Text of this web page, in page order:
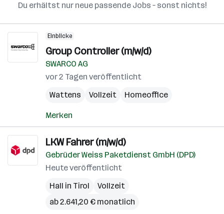
Du erhältst nur neue passende Jobs – sonst nichts!
Einblicke
Group Controller (m/w/d)
SWARCO AG
vor 2 Tagen veröffentlicht
Wattens
Vollzeit Homeoffice
Merken
LKW Fahrer (m/w/d)
Gebrüder Weiss Paketdienst GmbH (DPD)
Heute veröffentlicht
Hall in Tirol
Vollzeit
ab 2.641,20 € monatlich